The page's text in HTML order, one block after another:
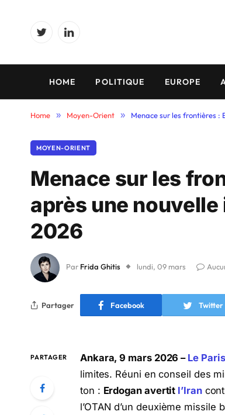
TwitterLinkedIn
HOME POLITIQUE EUROPE
Home » Moyen-Orient » Menace sur les frontières :
MOYEN-ORIENT
Menace sur les
après une
2026
Par Frida Ghitis lundi, 09 mars
Partager Facebook Twitter
PARTAGER Ankara, 9 mars 2026 – Le
limites. Réuni en conseil des
ton : Erdogan avertit l’Iran
l’OTAN d’un deuxième